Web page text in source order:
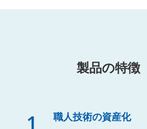
製品の特徴
1 職人技術の資産化